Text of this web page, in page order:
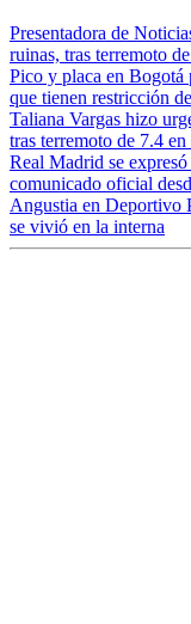
Presentadora de
ruinas, tras terremoto
Pico y placa en Bogotá
que tienen restricción
Taliana Vargas hizo
tras terremoto de 7.4
Real Madrid se
comunicado oficial
Angustia en Deportivo
se vivió en la interna